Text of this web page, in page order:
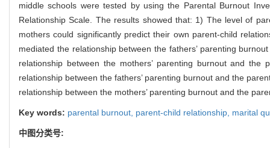
middle schools were tested by using the Parental Burnout
Relationship Scale. The results showed that: 1) The level of
mothers could significantly predict their own parent-child
mediated the relationship between the fathers’ parenting
relationship between the mothers’ parenting burnout and
relationship between the fathers’ parenting burnout and the
relationship between the mothers’ parenting burnout and the
Key words: parental burnout, parent-child relationship, marital
中图分类号: